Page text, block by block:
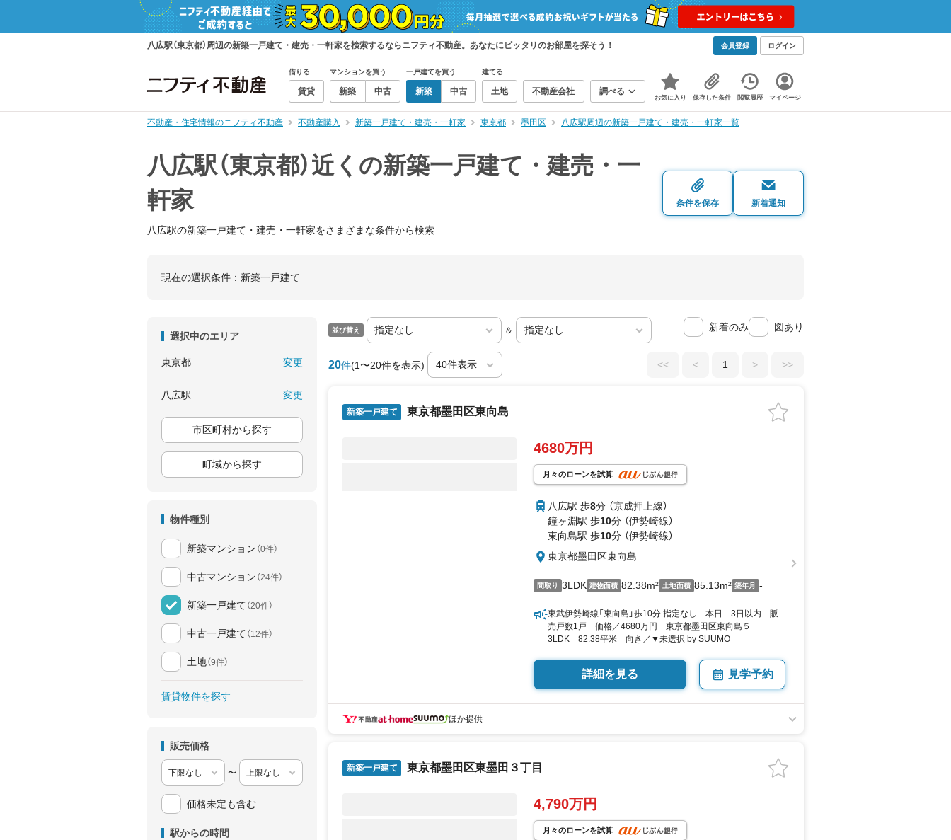
八広駅（東京都）周辺の新築一戸建て・建売・一軒家を検索するならニフティ不動産。あなたにピッタリのお部屋を探そう！ 会員登録 ログイン
借りる
賃貸
マンションを買う
新築 中古
一戸建てを買う
新築 中古
建てる
土地 不動産会社 調べる
お気に入り 保存した条件 閲覧履歴 マイページ
不動産・住宅情報のニフティ不動産 不動産購入 新築一戸建て・建売・一軒家 東京都 墨田区 八広駅周辺の新築一戸建て・建売・一軒家一覧
八広駅（東京都）近くの新築一戸建て・建売・一
軒家
八広駅の新築一戸建て・建売・一軒家をさまざまな条件から検索
条件を保存 新着通知
現在の選択条件： 新築一戸建て
選択中のエリア
東京都 変更
八広駅 変更
市区町村から探す
町域から探す
物件種別
新築マンション （0件）
中古マンション （24件）
新築一戸建て （20件）
中古一戸建て （12件）
土地（9件）
賃貸物件を探す
販売価格
〜
価格未定も含む
駅からの時間
並び替え ＆ 新着のみ 図あり
20件(1〜20件を表示) << < 1 > >>
新築一戸建て 東京都墨田区東向島
4680万円
月々のローンを試算
八広駅 歩8分 （京成押上線）
鐘ヶ淵駅 歩10分 （伊勢崎線）
東向島駅 歩10分 （伊勢崎線）
東京都墨田区東向島
間取り 3LDK 建物面積 82.38m² 土地面積 85.13m² 築年月 -
東武伊勢崎線「東向島」歩10分 指定なし 本日 3日以内 販
売戸数1戸 価格／4680万円 東京都墨田区東向島５
3LDK 82.38平米 向き／▼未選択 by SUUMO
詳細を見る 見学予約
ほか提供
新築一戸建て 東京都墨田区東墨田３丁目
4,790万円
月々のローンを試算